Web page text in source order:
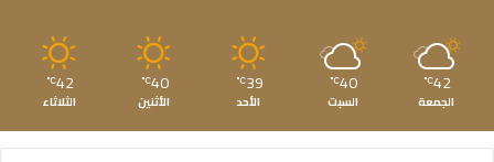
42
℃
الجمعة
40
℃
السبت
39
℃
الأحد
40
℃
الأثنين
42
℃
الثلاثاء